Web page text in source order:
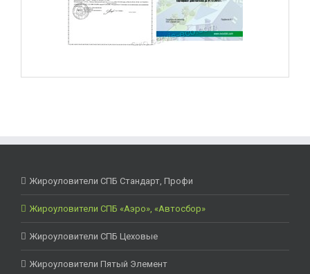
Жироуловители СПБ Стандарт, Профи
Жироуловители СПБ «Аэро», «Автосбор»
Жироуловители СПБ Цеховые
Жироуловители Пятый Элемент